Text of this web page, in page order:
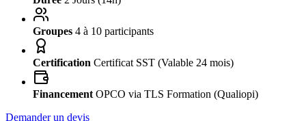
Groupes 4 à 10 participants
Certification Certificat SST (Valable 24 mois)
Financement OPCO via TLS Formation (Qualiopi)
Demander un devis